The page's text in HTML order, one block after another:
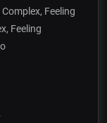
Feeling
Feeling